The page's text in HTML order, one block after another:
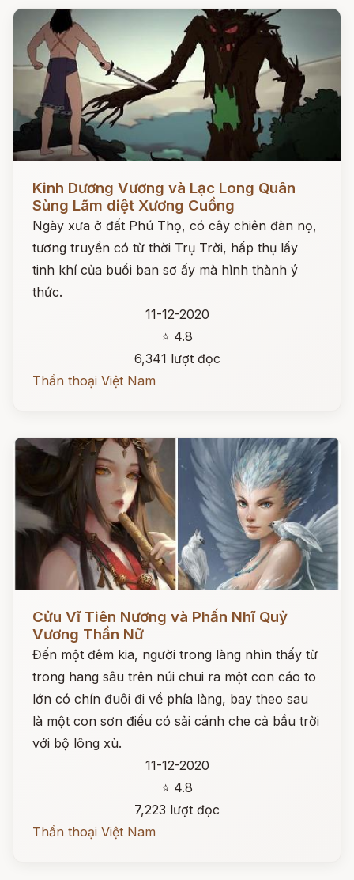
Kinh Dương Vương và Lạc Long Quân
Sùng Lãm diệt Xương Cuồng
Ngày xưa ở đất Phú Thọ, có cây chiên đàn nọ,
tương truyền có từ thời Trụ Trời, hấp thụ lấy
tinh khí của buổi ban sơ ấy mà hình thành ý
thức.
11-12-2020
⭐ 4.8
6,341 lượt đọc
Thần thoại Việt Nam
Cửu Vĩ Tiên Nương và Phấn Nhĩ Quỷ
Vương Thần Nữ
Đến một đêm kia, người trong làng nhìn thấy từ
trong hang sâu trên núi chui ra một con cáo to
lớn có chín đuôi đi về phía làng, bay theo sau
là một con sơn điểu có sải cánh che cả bầu trời
với bộ lông xù.
11-12-2020
⭐ 4.8
7,223 lượt đọc
Thần thoại Việt Nam